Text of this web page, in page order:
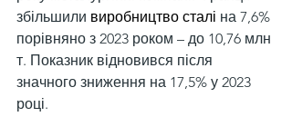
збільшили виробництво сталі на 7,6%
порівняно з 2023 роком – до 10,76 млн
т. Показник відновився після
значного зниження на 17,5% у 2023
році.